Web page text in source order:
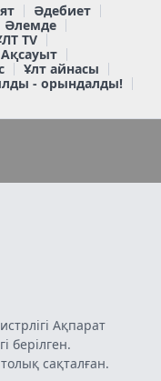
Әдебиет
Әлемде
TV
Ақсауыт
Ұлт айнасы
- орындалды!
Ақпарат
берілген.
сақталған.